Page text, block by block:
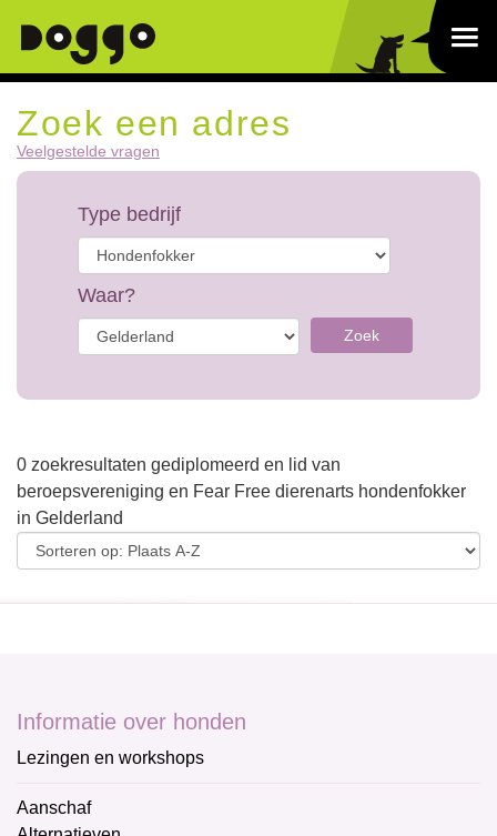
Zoek een adres
Veelgestelde vragen
Type bedrijf
Waar?
Zoek
0 zoekresultaten gediplomeerd en lid van
beroepsvereniging en Fear Free dierenarts hondenfokker
in Gelderland
Informatie over honden
Lezingen en workshops
Aanschaf